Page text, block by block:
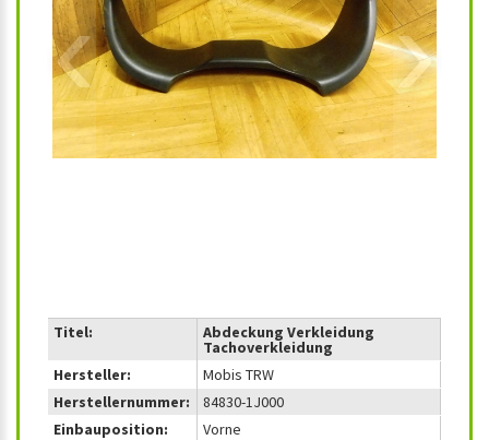
‹ ›
Titel: Abdeckung Verkleidung
Tachoverkleidung
Hersteller:
Mobis TRW
Herstellernummer:
84830-1J000
Einbauposition:
Vorne